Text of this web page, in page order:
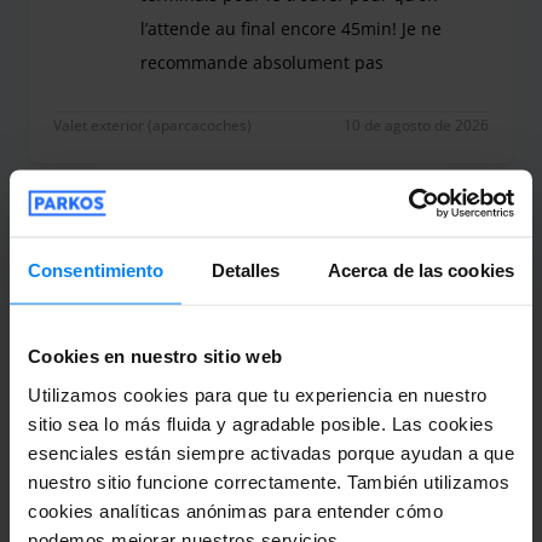
Consentimiento Detalles Acerca de las cookies
Cookies en nuestro sitio web
Utilizamos cookies para que tu experiencia en nuestro
sitio sea lo más fluida y agradable posible. Las cookies
esenciales están siempre activadas porque ayudan a que
nuestro sitio funcione correctamente. También utilizamos
cookies analíticas anónimas para entender cómo
l’attende au final encore 45min! Je ne
recommande absolument pas
Valet exterior (aparcacoches) 10 de agosto de 2026
Estacionado de 31/7/26 a 8/8/26
empresa y ellos estaban atentos en los
vuelos tanto de ida como de vuelta para
recoger o entregar el vehiculo a
tiempo.tube que esperar 50 min a que
llegaran con mi vehiculo aparte venia a
toda velocidad. Asi que quizas el proximo